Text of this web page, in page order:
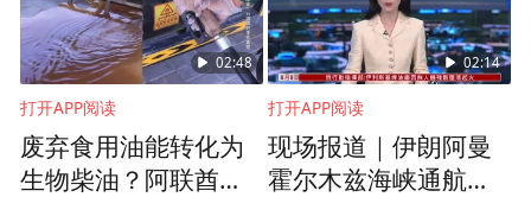
02:48
打开APP阅读
废弃食用油能转化为
生物柴油？阿联酋试
02:14
打开APP阅读
现场报道｜伊朗阿曼
霍尔木兹海峡通航协